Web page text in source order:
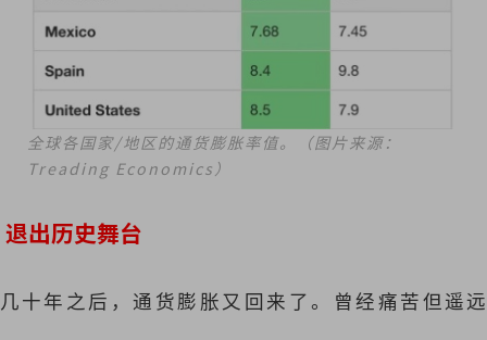
全球各国家/地区的通货膨胀率值。（图片来源：
Treading Economics）
出历史舞台
十年之后，通货膨胀又回来了。曾经痛苦但遥